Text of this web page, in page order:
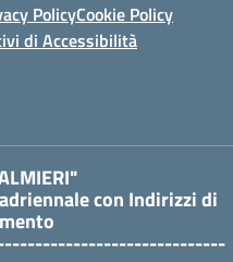
PolicyCookie Policy
di Accessibilità
con Indirizzi di